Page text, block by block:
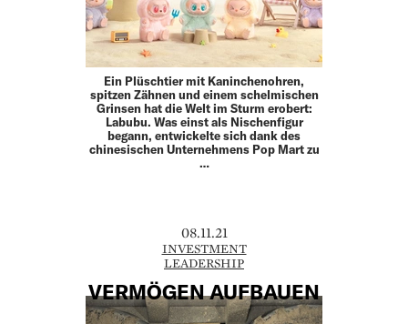
Ein Plüschtier mit Kaninchenohren,
spitzen Zähnen und einem schelmischen
Grinsen hat die Welt im Sturm erobert:
Labubu. Was einst als Nischenfigur
begann, entwickelte sich dank des
chinesischen Unternehmens Pop Mart zu
…
08.11.21
INVESTMENT
LEADERSHIP
VERMÖGEN AUFBAUEN